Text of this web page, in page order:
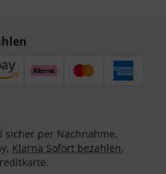
sicher per Nachnahme,
Klarna Sofort bezahlen,